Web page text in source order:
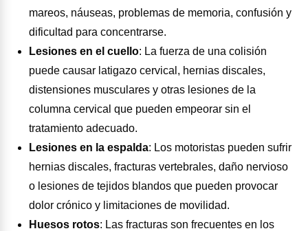
mareos, náuseas, problemas de memoria, confusión y
dificultad para concentrarse.
Lesiones en el cuello: La fuerza de una colisión
puede causar latigazo cervical, hernias discales,
distensiones musculares y otras lesiones de la
columna cervical que pueden empeorar sin el
tratamiento adecuado.
Lesiones en la espalda: Los motoristas pueden sufrir
hernias discales, fracturas vertebrales, daño nervioso
o lesiones de tejidos blandos que pueden provocar
dolor crónico y limitaciones de movilidad.
Huesos rotos: Las fracturas son frecuentes en los